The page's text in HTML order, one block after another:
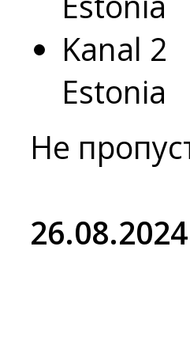
Kanal
Не
26.08.2024